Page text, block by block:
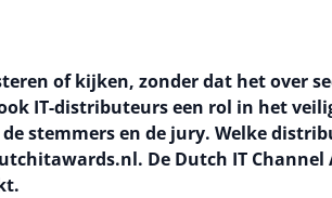
of kijken, zonder dat het over
IT-distributeurs een rol in het
stemmers en de jury. Welke
De Dutch IT Channel